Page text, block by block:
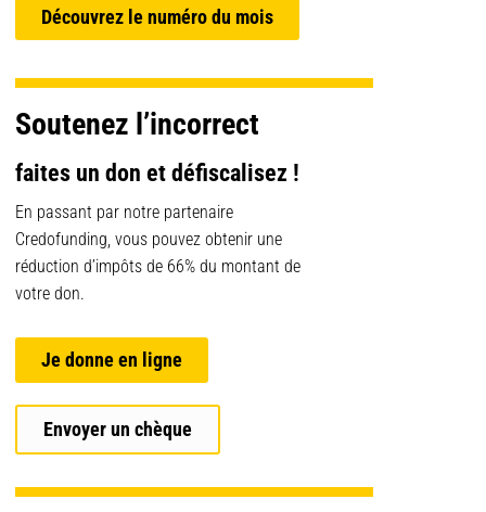
Découvrez le numéro du mois
Soutenez l’incorrect
faites un don et défiscalisez !
En passant par notre partenaire
Credofunding, vous pouvez obtenir une
réduction d’impôts de 66% du montant de
votre don.
Je donne en ligne
Envoyer un chèque